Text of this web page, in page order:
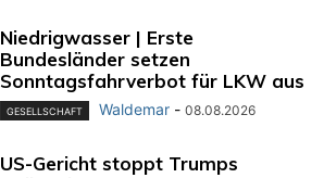
Niedrigwasser | Erste
Bundesländer setzen
Sonntagsfahrverbot für LKW aus
GESELLSCHAFT Waldemar - 08.08.2026
US-Gericht stoppt Trumps